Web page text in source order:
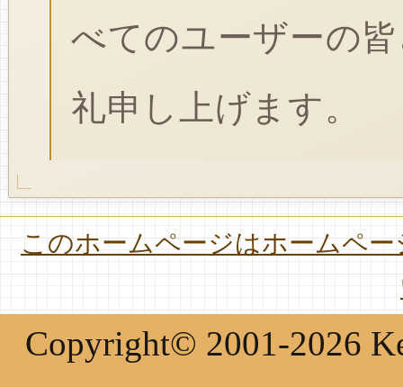
べてのユーザーの
礼申し上げます。
このホームページはホームペ
Copyright© 2001-2026